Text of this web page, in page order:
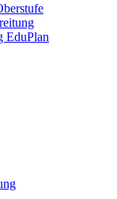
EduPlan